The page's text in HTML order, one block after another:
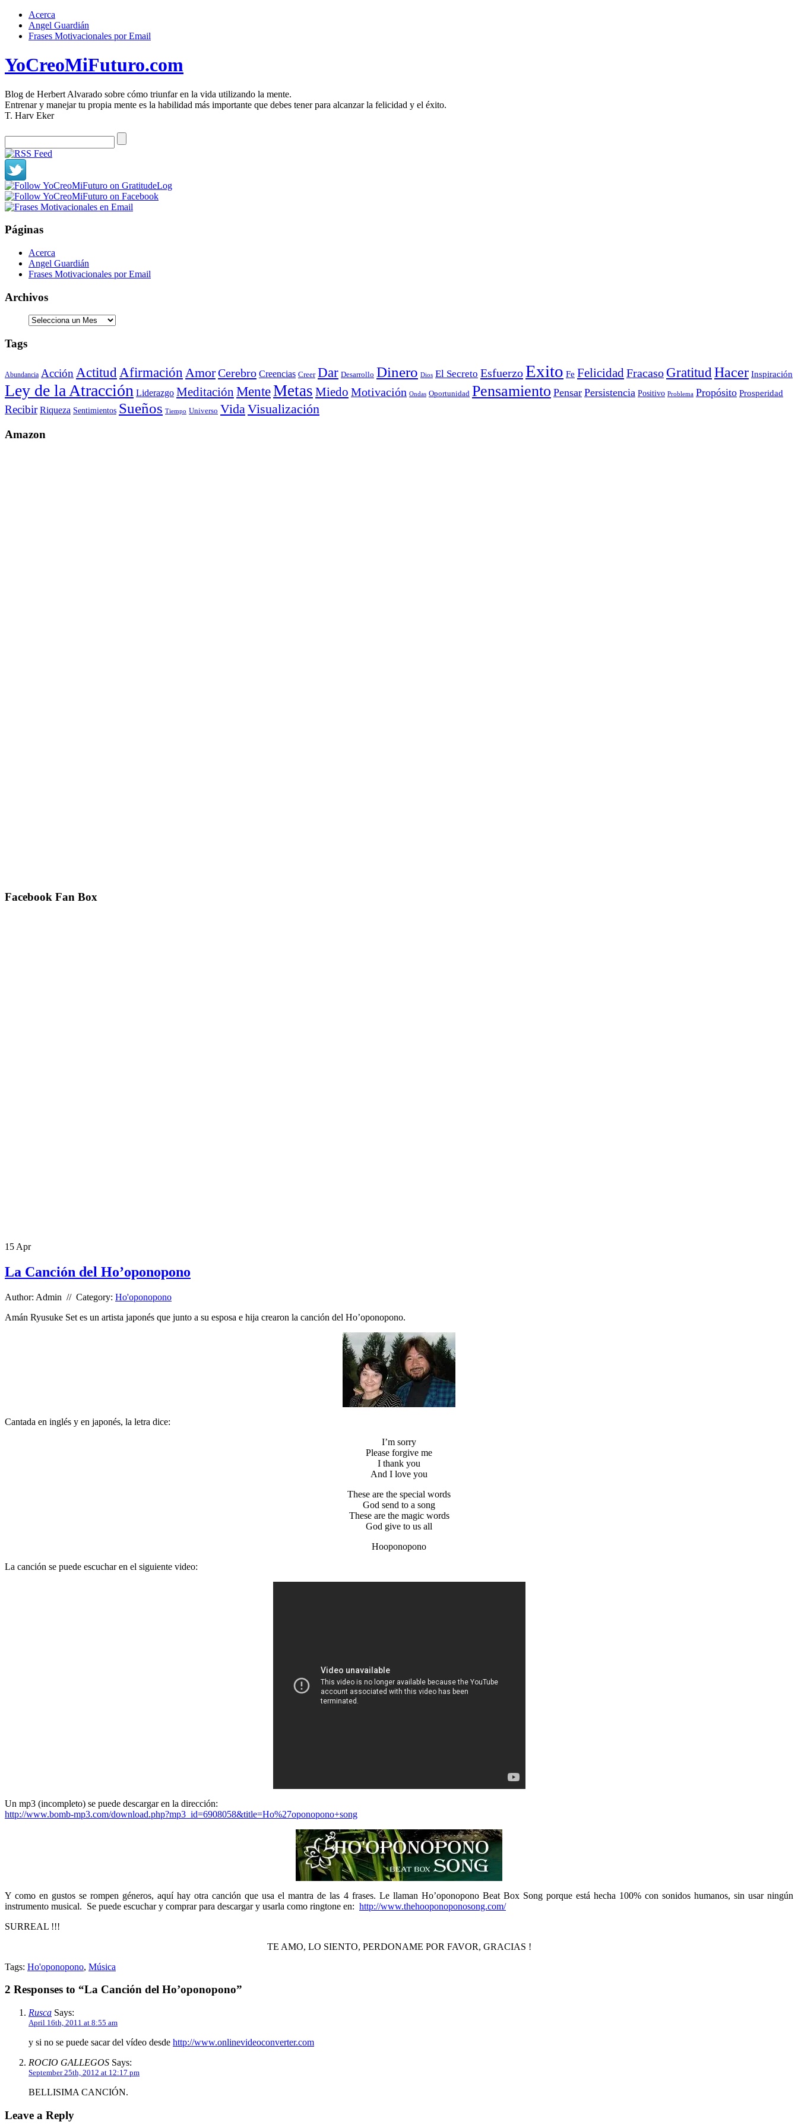
Acerca
Angel Guardián
Frases Motivacionales por Email
YoCreoMiFuturo.com
Blog de Herbert Alvarado sobre cómo triunfar en la vida utilizando la mente.
Entrenar y manejar tu propia mente es la habilidad más importante que debes tener para alcanzar la felicidad y el éxito.
T. Harv Eker
Páginas
Acerca
Angel Guardián
Frases Motivacionales por Email
Archivos
Tags
Abundancia Acción Actitud Afirmación AmorCerebro Creencias Creer Dar Desarrollo Dinero Dios El Secreto EsfuerzoExito Fe FelicidadFracaso Gratitud Hacer Inspiración
Ley de la Atracción Liderazgo Meditación MenteMetas Miedo Motivación Ondas Oportunidad Pensamiento Pensar Persistencia Positivo Problema Propósito Prosperidad
Recibir Riqueza Sentimientos Sueños Tiempo Universo VidaVisualización
Amazon
Facebook Fan Box
15 Apr
La Canción del Ho’oponopono
Author: Admin // Category: Ho'oponopono
Amán Ryusuke Set es un artista japonés que junto a su esposa e hija crearon la canción del Ho’oponopono.
Cantada en inglés y en japonés, la letra dice:
I’m sorry
Please forgive me
I thank you
And I love you
These are the special words
God send to a song
These are the magic words
God give to us all
Hooponopono
La canción se puede escuchar en el siguiente video:
Un mp3 (incompleto) se puede descargar en la dirección:
http://www.bomb-mp3.com/download.php?mp3_id=6908058&title=Ho%27oponopono+song
Y como en gustos se rompen géneros, aquí hay otra canción que usa el mantra de las 4 frases. Le llaman Ho’oponopono Beat Box Song porque está hecha 100% con sonidos humanos, sin usar ningún
instrumento musical. Se puede escuchar y comprar para descargar y usarla como ringtone en: http://www.thehooponoponosong.com/
SURREAL !!!
TE AMO, LO SIENTO, PERDONAME POR FAVOR, GRACIAS !
Tags: Ho'oponopono, Música
2 Responses to “La Canción del Ho’oponopono”
Rusca Says:
April 16th, 2011 at 8:55 am
y si no se puede sacar del vídeo desde http://www.onlinevideoconverter.com
ROCIO GALLEGOS Says:
September 25th, 2012 at 12:17 pm
BELLISIMA CANCIÓN.
Leave a Reply